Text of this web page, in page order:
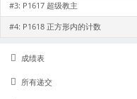
#3: P1617 超级教主
#4: P1618 正方形内的计数
成绩表
所有递交